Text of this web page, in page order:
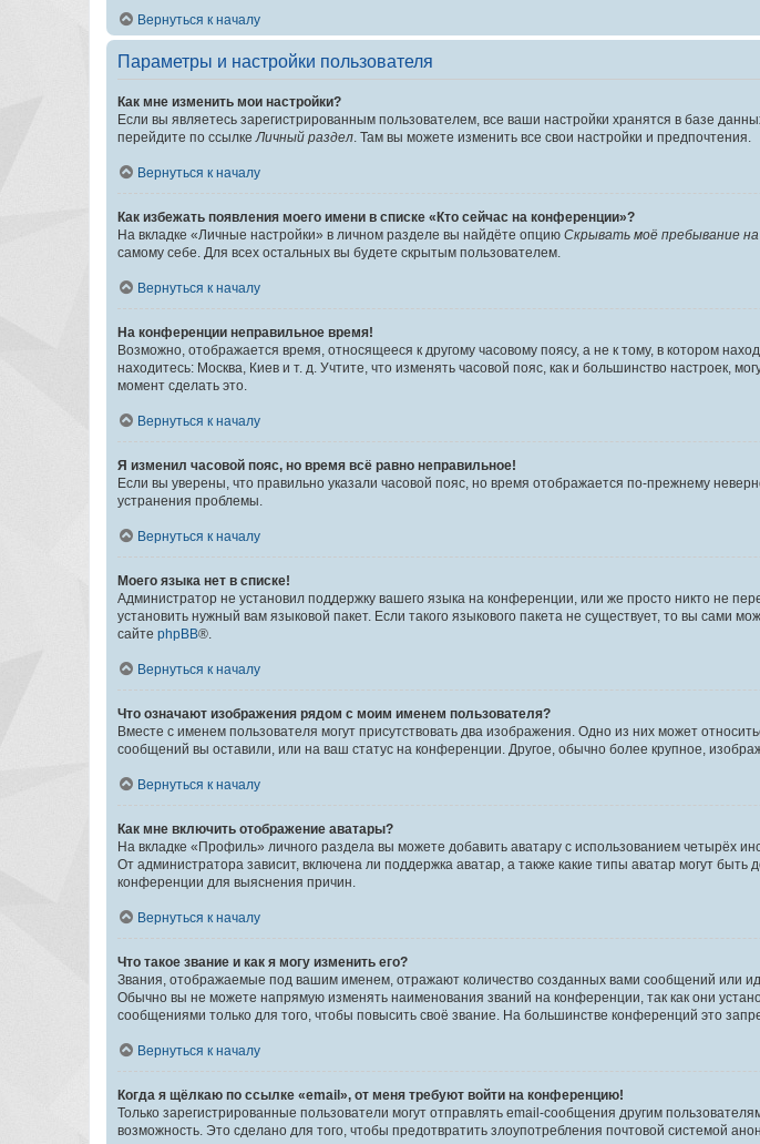
Вернуться к началу
Параметры и настройки пользователя
Как мне изменить мои настройки?
Если вы являетесь зарегистрированным пользователем, все ваши настройки хранятся в базе
перейдите по ссылке Личный раздел . Там вы можете изменить все свои настройки и предпочтения.
Вернуться к началу
Как избежать появления моего имени в списке «Кто сейчас на конференции»?
На вкладке «Личные настройки» в личном разделе вы найдёте опцию Скрывать моё пребывание
самому себе. Для всех остальных вы будете скрытым пользователем.
Вернуться к началу
На конференции неправильное время!
Возможно, отображается время, относящееся к другому часовому поясу, а не к тому, в котором
находитесь: Москва, Киев и т. д. Учтите, что изменять часовой пояс, как и большинство настроек,
момент сделать это.
Вернуться к началу
Я изменил часовой пояс, но время всё равно неправильное!
Если вы уверены, что правильно указали часовой пояс, но время отображается по-прежнему
устранения проблемы.
Вернуться к началу
Моего языка нет в списке!
Администратор не установил поддержку вашего языка на конференции, или же просто никто не
установить нужный вам языковой пакет. Если такого языкового пакета не существует, то вы
сайте phpBB®.
Вернуться к началу
Что означают изображения рядом с моим именем пользователя?
Вместе с именем пользователя могут присутствовать два изображения. Одно из них может
сообщений вы оставили, или на ваш статус на конференции. Другое, обычно более крупное,
Вернуться к началу
Как мне включить отображение аватары?
На вкладке «Профиль» личного раздела вы можете добавить аватару с использованием четырёх
От администратора зависит, включена ли поддержка аватар, а также какие типы аватар могут
конференции для выяснения причин.
Вернуться к началу
Что такое звание и как я могу изменить его?
Звания, отображаемые под вашим именем, отражают количество созданных вами сообщений или
Обычно вы не можете напрямую изменять наименования званий на конференции, так как они
сообщениями только для того, чтобы повысить своё звание. На большинстве конференций это
Вернуться к началу
Когда я щёлкаю по ссылке «email», от меня требуют войти на конференцию!
Только зарегистрированные пользователи могут отправлять email-сообщения другим
возможность. Это сделано для того, чтобы предотвратить злоупотребления почтовой системой